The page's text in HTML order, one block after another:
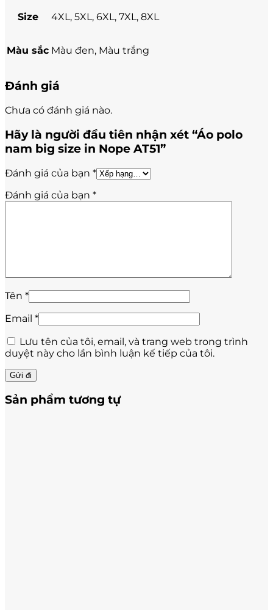
Size
4XL, 5XL, 6XL, 7XL, 8XL
Màu sắc Màu đen, Màu trắng
Đánh giá
Chưa có đánh giá nào.
Hãy là người đầu tiên nhận xét “Áo polo
nam big size in Nope AT51”
Đánh giá của bạn *
Đánh giá của bạn *
Tên *
Email *
Lưu tên của tôi, email, và trang web trong trình
duyệt này cho lần bình luận kế tiếp của tôi.
Sản phẩm tương tự